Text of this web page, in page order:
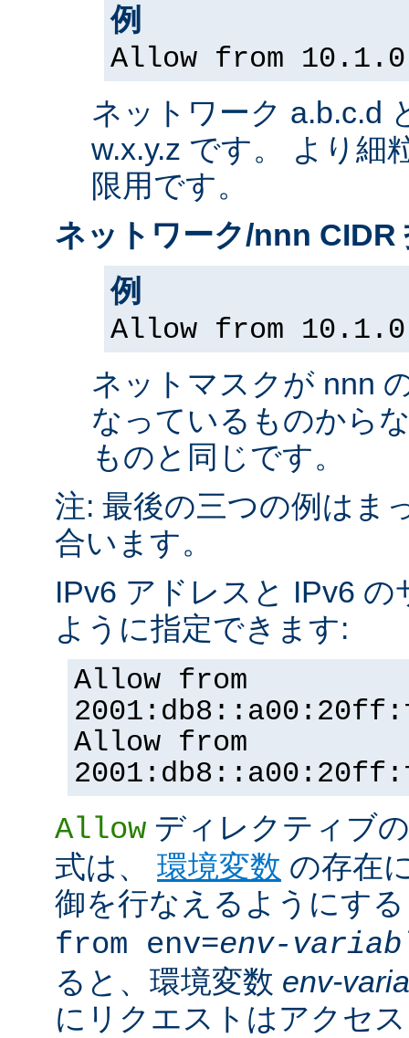
例
Allow from
ネットワーク a.b.c.d
w.x.y.z です。 より細
限用です。
ネットワーク/nnn CIDR
例
Allow from
ネットマスクが nnn
なっているものから
ものと同じです。
注: 最後の三つの例はま
合います。
IPv6 アドレスと IPv6
ように指定できます:
Allow from
Allow from
Allow ディレクティブ
式は、 環境変数 の存在
御を行なえるようにす
from env=env-
ると、環境変数 env-
にリクエストはアクセ